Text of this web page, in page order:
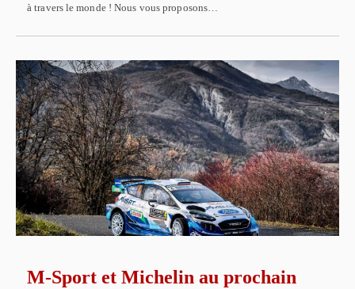
à travers le monde ! Nous vous proposons…
M-Sport et Michelin au prochain